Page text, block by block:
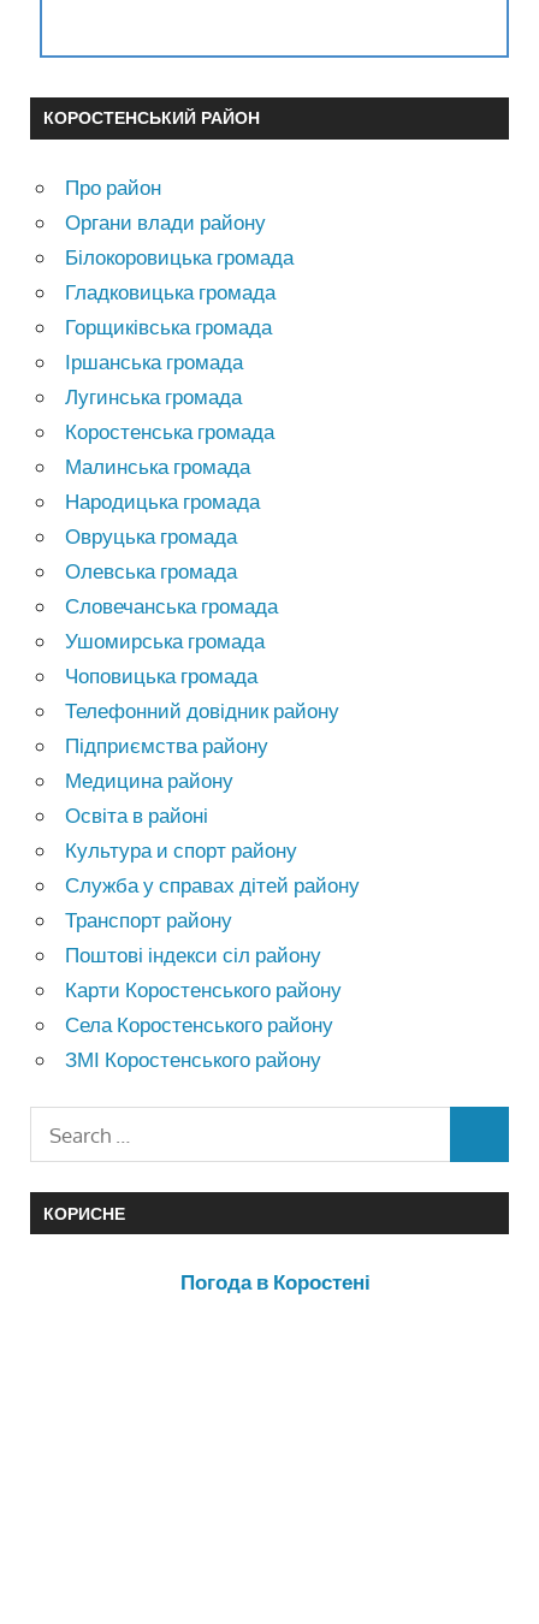
КОРОСТЕНСЬКИЙ РАЙОН
Про район
Органи влади району
Білокоровицька громада
Гладковицька громада
Горщиківська громада
Іршанська громада
Лугинська громада
Коростенська громада
Малинська громада
Народицька громада
Овруцька громада
Олевська громада
Словечанська громада
Ушомирська громада
Чоповицька громада
Телефонний довідник району
Підприємства району
Медицина району
Освіта в районі
Культура и спорт району
Служба у справах дітей району
Транспорт району
Поштові індекси сіл району
Карти Коростенського району
Села Коростенського району
ЗМІ Коростенського району
КОРИСНЕ
Погода в Коростені